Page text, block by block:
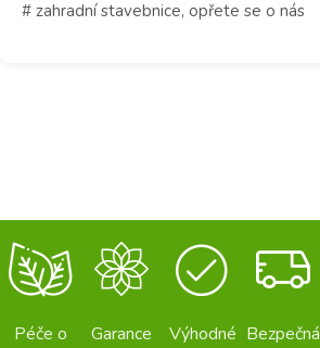
# zahradní stavebnice, opřete se o nás
Péče o
Garance
Výhodné Bezpečná